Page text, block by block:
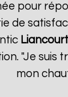
pour
de
Liancourt
"Je
mon